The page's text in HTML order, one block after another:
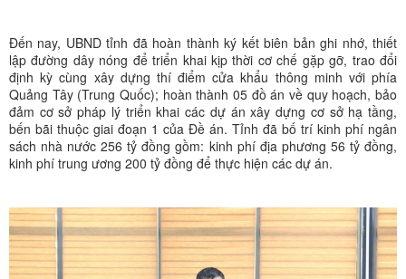
Đến nay, UBND tỉnh đã hoàn thành ký kết biên bản ghi nhớ, thiết
lập đường dây nóng để triển khai kịp thời cơ chế gặp gỡ, trao đổi
định kỳ cùng xây dựng thí điểm cửa khẩu thông minh với phía
Quảng Tây (Trung Quốc); hoàn thành 05 đồ án về quy hoạch, bảo
đảm cơ sở pháp lý triển khai các dự án xây dựng cơ sở hạ tầng,
bến bãi thuộc giai đoạn 1 của Đề án. Tỉnh đã bố trí kinh phí ngân
sách nhà nước 256 tỷ đồng gồm: kinh phí địa phương 56 tỷ đồng,
kinh phí trung ương 200 tỷ đồng để thực hiện các dự án.